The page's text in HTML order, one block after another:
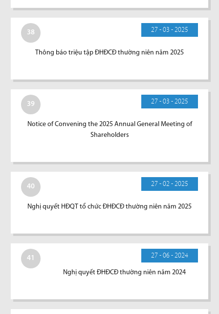
38 27 - 03 - 2025
Thông báo triệu tập ĐHĐCĐ thường niên năm 2025
39 27 - 03 - 2025
Notice of Convening the 2025 Annual General Meeting of
Shareholders
40 27 - 02 - 2025
Nghị quyết HĐQT tổ chức ĐHĐCĐ thường niên năm 2025
41 27 - 06 - 2024
Nghị quyết ĐHĐCĐ thường niên năm 2024